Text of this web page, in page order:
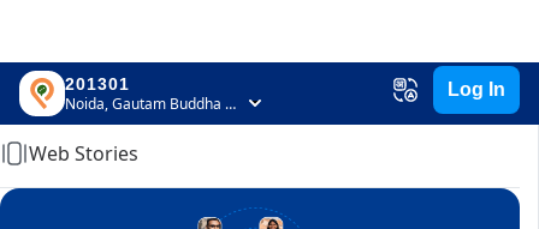
201301
Noida, Gautam Buddha Nagar, Uttar Pradesh
Log In
Home
Web Stories